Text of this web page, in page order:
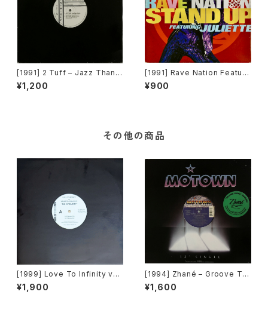
[1991] 2 Tuff – Jazz Thang
(Remixes) [Intrigue Record
s][PROMO]
¥1,200
[1991] Rave Nation Featuri
ng Juliette – Stand Up [Pul
se-8 Records]
¥900
その他の商品
[1999] Love To Infinity vs
Loleatta Holloway – No Ap
ology [Brothers][PROMO]
¥1,900
[1994] Zhané – Groove Th
ang (Remix) [Motown][在庫
B]
¥1,600